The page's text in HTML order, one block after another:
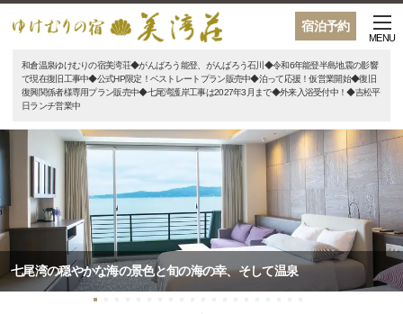
宿泊予約
MENU
和倉温泉ゆけむりの宿美湾荘◆がんばろう能登、がんばろう石川◆令和6年能登半島地震の影響
で現在復旧工事中◆公式HP限定！ベストレートプラン販売中◆泊って応援！仮営業開始◆復旧
復興関係者様専用プラン販売中◆七尾湾護岸工事は2027年3月まで◆外来入浴受付中！◆吉松平
日ランチ営業中
七尾湾の穏やかな海の景色と旬の海の幸、そして温泉